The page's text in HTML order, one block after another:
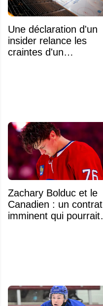
Une déclaration d'un
insider relance les
craintes d'un
Zachary Bolduc et le
Canadien : un contrat
imminent qui pourrait